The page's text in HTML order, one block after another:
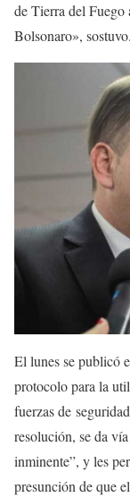
de Tierra del Fuego
Bolsonaro», sostuvo.
El lunes se publicó
protocolo para la
fuerzas de
resolución, se da
inminente”, y les
presunción de que